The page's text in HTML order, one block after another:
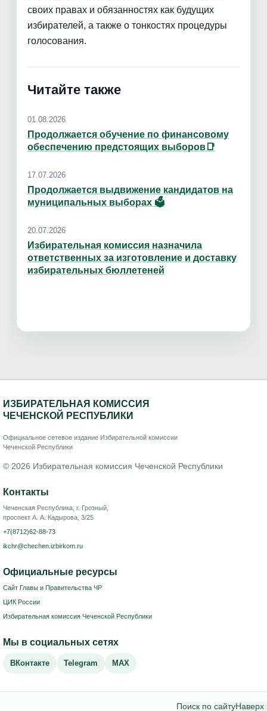
своих правах и обязанностях как будущих
избирателей, а также о тонкостях процедуры
голосования.
Читайте также
01.08.2026
Продолжается обучение по финансовому
обеспечению предстоящих выборов📑
17.07.2026
Продолжается выдвижение кандидатов на
муниципальных выборах 🗳
20.07.2026
Избирательная комиссия назначила
ответственных за изготовление и доставку
избирательных бюллетеней
ИЗБИРАТЕЛЬНАЯ КОМИССИЯ
ЧЕЧЕНСКОЙ РЕСПУБЛИКИ
Официальное сетевое издание Избирательной комиссии
Чеченской Республики
© 2026 Избирательная комиссия Чеченской Республики
Контакты
Чеченская Республика, г. Грозный,
проспект А. А. Кадырова, 3/25
+7(8712)62-88-73
ikchr@chechen.izbirkom.ru
Официальные ресурсы
Сайт Главы и Правительства ЧР
ЦИК России
Избирательная комиссия Чеченской Республики
Мы в социальных сетях
ВКонтакте Telegram MAX
Поиск по сайтуНаверх